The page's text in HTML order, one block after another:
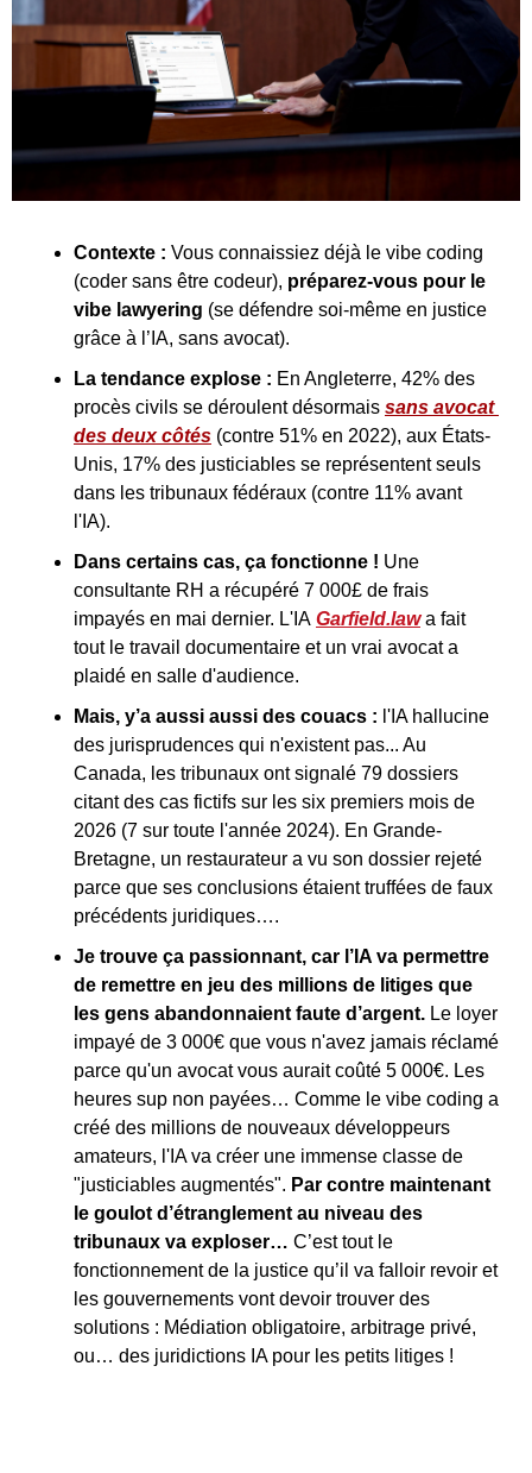
Contexte : Vous connaissiez déjà le vibe coding
(coder sans être codeur), préparez-vous pour le
vibe lawyering (se défendre soi-même en justice
grâce à l’IA, sans avocat).
La tendance explose : En Angleterre, 42% des
procès civils se déroulent désormais sans avocat
des deux côtés (contre 51% en 2022), aux États-
Unis, 17% des justiciables se représentent seuls
dans les tribunaux fédéraux (contre 11% avant
l'IA).
Dans certains cas, ça fonctionne ! Une
consultante RH a récupéré 7 000£ de frais
impayés en mai dernier. L'IA Garfield.law a fait
tout le travail documentaire et un vrai avocat a
plaidé en salle d'audience.
Mais, y’a aussi aussi des couacs : l'IA hallucine
des jurisprudences qui n'existent pas... Au
Canada, les tribunaux ont signalé 79 dossiers
citant des cas fictifs sur les six premiers mois de
2026 (7 sur toute l'année 2024). En Grande-
Bretagne, un restaurateur a vu son dossier rejeté
parce que ses conclusions étaient truffées de faux
précédents juridiques….
Je trouve ça passionnant, car l’IA va permettre
de remettre en jeu des millions de litiges que
les gens abandonnaient faute d’argent. Le loyer
impayé de 3 000€ que vous n'avez jamais réclamé
parce qu'un avocat vous aurait coûté 5 000€. Les
heures sup non payées… Comme le vibe coding a
créé des millions de nouveaux développeurs
amateurs, l'IA va créer une immense classe de
"justiciables augmentés". Par contre maintenant
le goulot d’étranglement au niveau des
tribunaux va exploser… C’est tout le
fonctionnement de la justice qu’il va falloir revoir et
les gouvernements vont devoir trouver des
solutions : Médiation obligatoire, arbitrage privé,
ou… des juridictions IA pour les petits litiges !